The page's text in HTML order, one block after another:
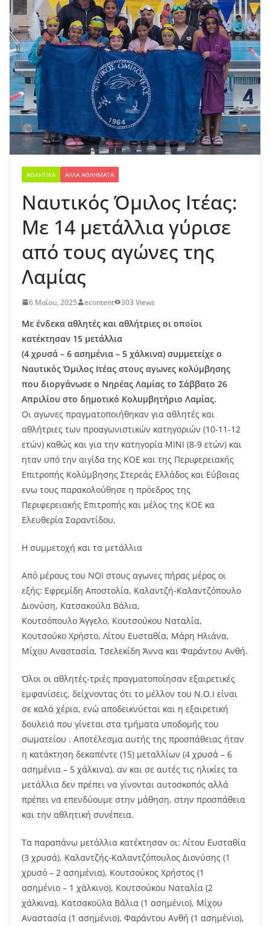
ΑΘΛΗΤΙΚΆ ΆΛΛΑ ΑΘΛΉΜΑΤΑ
Ναυτικός Όμιλος Ιτέας:
Με 14 μετάλλια γύρισε
από τους αγώνες της
Λαμίας
6 Μαΐου, 2025 econtent 303 Views
Mε ένδεκα αθλητές και αθλήτριες οι οποίοι
κατέκτησαν 15 μετάλλια
(4 χρυσά – 6 ασημένια – 5 χάλκινα) συμμετείχε ο
Ναυτικός Όμιλος Ιτέας στους αγωνες κολύμβησης
που διοργάνωσε ο Νηρέας Λαμίας το Σάββατο 26
Απριλίου στο δημοτικό Κολυμβητήριο Λαμίας.
Οι αγωνες πραγματοποιήθηκαν για αθλητές και
αθλήτριες των προαγωνιστικών κατηγοριών (10-11-12
ετών) καθώς και για την κατηγορία MINI (8-9 ετών) και
ηταν υπό την αιγίδα της ΚΟΕ και της Περιφερειακής
Επιτροπής Κολύμβησης Στερεάς Ελλάδος και Εύβοιας
ενω τους παρακολούθησε η πρόεδρος της
Περιφερειακής Επιτροπής και μέλος της ΚΟΕ κα
Ελευθερία Σαραντίδου,
Η συμμετοχή και τα μετάλλια
Από μέρους του ΝΟΙ στους αγωνες πήρας μέρος οι
εξής: Εφρεμίδη Αποστολία, Καλαντζή-Καλαντζόπουλο
Διονύση, Κατσακούλα Βάλια,
Κουτσόπουλο Άγγελο, Κουτσούκου Ναταλία,
Κουτσούκο Χρήστο, Λίτου Ευσταθία, Μάρη Ηλιάνα,
Μίχου Αναστασία, Τσελεκίδη Άννα και Φαράντου Ανθή.
Όλοι οι αθλητές-τριές πραγματοποίησαν εξαιρετικές
εμφανίσεις, δείχνοντας ότι το μέλλον του Ν.Ο.Ι είναι
σε καλά χέρια, ενώ αποδεικνύεται και η εξαιρετική
δουλειά που γίνεται στα τμήματα υποδομής του
σωματείου . Αποτέλεσμα αυτής της προσπάθειας ήταν
η κατάκτηση δεκαπέντε (15) μεταλλίων (4 χρυσά – 6
ασημένια – 5 χάλκινα), αν και σε αυτές τις ηλικίες τα
μετάλλια δεν πρέπει να γίνονται αυτοσκοπός αλλά
πρέπει να επενδύουμε στην μάθηση, στην προσπάθεια
και την αθλητική συνέπεια.
Τα παραπάνω μετάλλια κατέκτησαν οι: Λίτου Ευσταθία
(3 χρυσά), Καλαντζής-Καλαντζόπουλος Διονύσης (1
χρυσό – 2 ασημένια), Κουτσούκος Χρήστος (1
ασημένιο – 1 χάλκινο), Κουτσούκου Ναταλία (2
χάλκινα), Κατσακούλα Βάλια (1 ασημένιο), Μίχου
Αναστασία (1 ασημένιο), Φαράντου Ανθή (1 ασημένιο),